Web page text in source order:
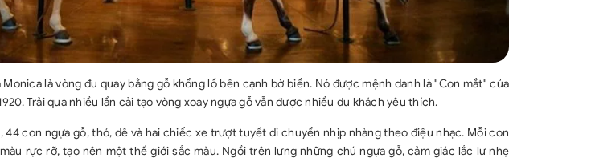
là vòng đu quay bằng gỗ khổng lồ bên cạnh bờ biển. Nó được mệnh danh là "Con mắt" của
Trải qua nhiều lần cải tạo vòng xoay ngựa gỗ vẫn được nhiều du khách yêu thích.
44 con ngựa gỗ, thỏ, dê và hai chiếc xe trượt tuyết di chuyển nhịp nhàng theo điệu nhạc. Mỗi con
rực rỡ, tạo nên một thế giới sắc màu. Ngồi trên lưng những chú ngựa gỗ, cảm giác lắc lư nhẹ